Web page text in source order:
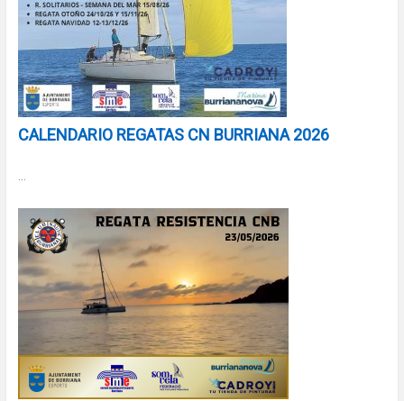
CALENDARIO REGATAS CN BURRIANA 2026
...